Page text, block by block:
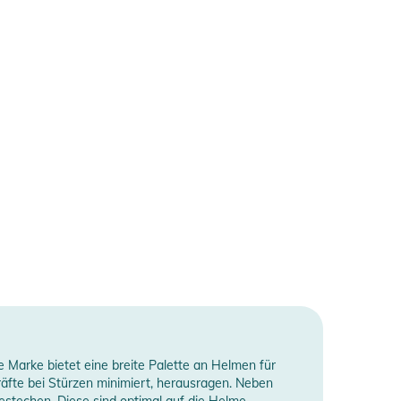
Marke bietet eine breite Palette an Helmen für
bei Stürzen minimiert, herausragen. Neben